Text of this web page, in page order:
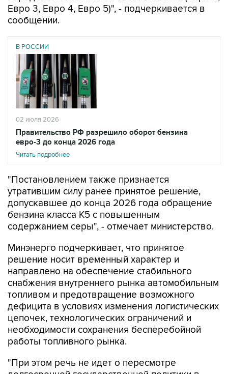
Евро 3, Евро 4, Евро 5)", - подчеркивается в
сообщении.
В РОССИИ
02 июля 2026
Правительство РФ разрешило оборот бензина
евро-3 до конца 2026 года
Читать подробнее
"Постановлением также признается
утратившим силу ранее принятое решение,
допускавшее до конца 2026 года обращение
бензина класса К5 с повышенным
содержанием серы", - отмечает министерство.
Минэнерго подчеркивает, что принятое
решение носит временный характер и
направлено на обеспечение стабильного
снабжения внутреннего рынка автомобильным
топливом и предотвращение возможного
дефицита в условиях изменения логистических
цепочек, технологических ограничений и
необходимости сохранения бесперебойной
работы топливного рынка.
"При этом речь не идет о пересмотре